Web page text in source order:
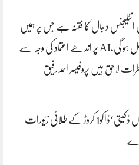
انٹلیجنس دجال کا فتنہ ہے جس پر ہمیں
فتح حاصل ہو گی،AI پر اندھے اعتماد کی وجہ سے
لاحق ہیں پروفیسر احمد رفیق
کلرسیداں ڈکیتی‘ڈاکو1 کروڑ کے طلائی زیورات